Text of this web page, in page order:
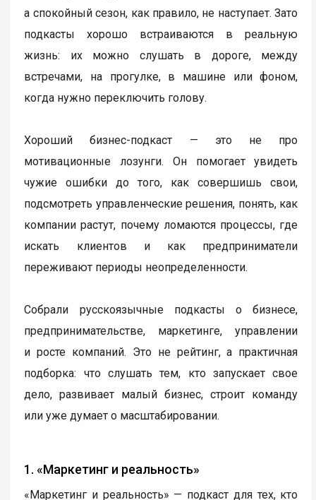
а спокойный сезон, как правило, не наступает. Зато
подкасты хорошо встраиваются в реальную
жизнь: их можно слушать в дороге, между
встречами, на прогулке, в машине или фоном,
когда нужно переключить голову.
Хороший бизнес-подкаст — это не про
мотивационные лозунги. Он помогает увидеть
чужие ошибки до того, как совершишь свои,
подсмотреть управленческие решения, понять, как
компании растут, почему ломаются процессы, где
искать клиентов и как предприниматели
переживают периоды неопределенности.
Собрали русскоязычные подкасты о бизнесе,
предпринимательстве, маркетинге, управлении
и росте компаний. Это не рейтинг, а практичная
подборка: что слушать тем, кто запускает свое
дело, развивает малый бизнес, строит команду
или уже думает о масштабировании.
1. «Маркетинг и реальность»
«Маркетинг и реальность» — подкаст для тех, кто